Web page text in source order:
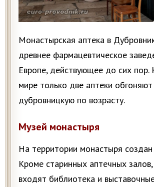
Монастырская аптека в
древнее фармацевтическое
Европе, действующее до сих пор.
мире только две аптеки обгоняют
дубровницкую по возрасту.
Музей монастыря
На территории монастыря создан
Кроме старинных аптечных залов,
входят библиотека и